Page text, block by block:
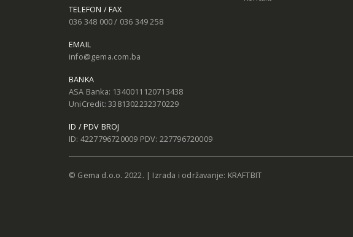
TELEFON / FAX
036 348 000 / 036 349 258
EMAIL
info@gema.com.ba
BANKA
ASA Banka: 1340011120713438
UniCredit: 3381302232370229
ID / PDV BROJ
ID: 4227796720009 PDV: 227796720009
© Gema d.o.o. 2022. | Izrada i održavanje: KRAFTBIT